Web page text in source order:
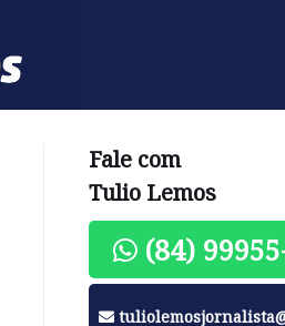
Fale com
Tulio Lemos
(84)